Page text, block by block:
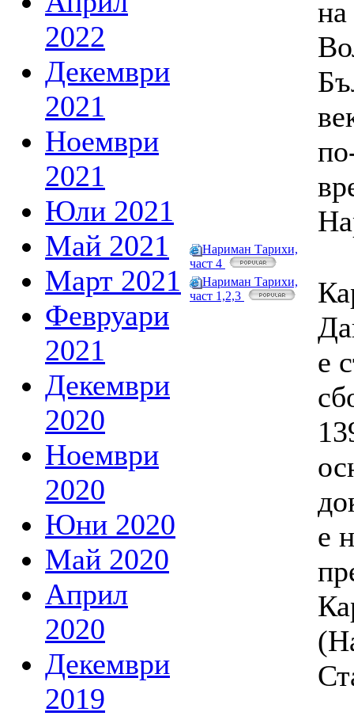
2022
Декември
2021
Ноември
2021
Юли 2021
Май 2021
Март 2021
Февруари
2021
Декември
2020
Ноември
2020
Юни 2020
Май 2020
Април
2020
Декември
2019
на
Нариман Тарихи,
част 4
Нариман Тарихи,
част 1,2,3
е
е